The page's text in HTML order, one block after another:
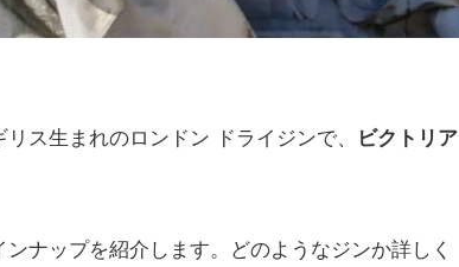
ス生まれのロンドン ドライジンで、
ビクトリア
ナップを紹介します。どのようなジンか詳しく